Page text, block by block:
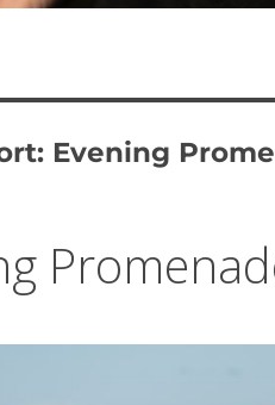
Evening